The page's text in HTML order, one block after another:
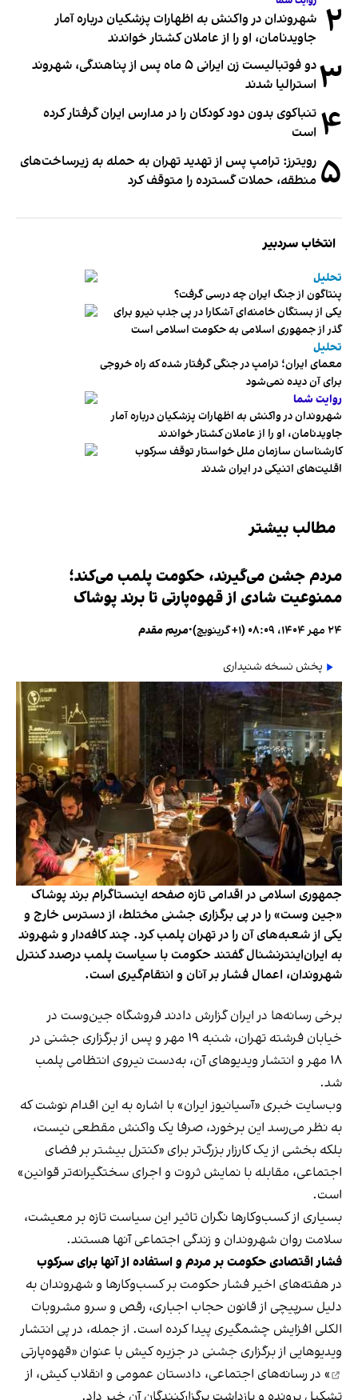
۲ شهروندان در واکنش به اظهارات پزشکیان درباره آمار
جاویدنامان، او را از عاملان کشتار خواندند
۳
دو فوتبالیست زن ایرانی ۵ ماه پس از پناهندگی، شهروند
استرالیا شدند
۴ تنباکوی بدون دود کودکان را در مدارس ایران گرفتار کرده
است
۵ رویترز: ترامپ پس از تهدید تهران به حمله به زیرساخت‌های
منطقه، حملات گسترده را متوقف کرد
انتخاب سردبیر
تحلیل
پنتاگون از جنگ ایران چه درسی گرفت؟
یکی از بستگان خامنه‌ای آشکارا در پی جذب نیرو برای
گذر از جمهوری اسلامی به حکومت اسلامی است
تحلیل
معمای ایران؛ ترامپ در جنگی گرفتار شده که راه خروجی
برای آن دیده نمی‌شود
روایت شما
شهروندان در واکنش به اظهارات پزشکیان درباره آمار
جاویدنامان، او را از عاملان کشتار خواندند
کارشناسان سازمان ملل خواستار توقف سرکوب
اقلیت‌های اتنیکی در ایران شدند
مطالب بیشتر
مردم جشن می‌گیرند، حکومت پلمب می‌کند؛
ممنوعیت شادی از قهوه‌پارتی تا برند پوشاک
۲۴ مهر ۱۴۰۴، ۰۸:۰۹ (‎+۱ گرینویچ) •مریم مقدم
پخش نسخه شنیداری
جمهوری اسلامی در اقدامی تازه صفحه اینستاگرام برند پوشاک
«جین وست» را در پی برگزاری جشنی مختلط، از دسترس خارج و
یکی از شعبه‌های آن را در تهران پلمب کرد. چند کافه‌‌دار و شهروند
به ایران‌اینترنشنال گفتند حکومت با سیاست پلمب درصدد کنترل
شهروندان، اعمال فشار بر آنان و انتقام‌گیری است.
برخی رسانه‌ها در ایران گزارش دادند فروشگاه جین‌وست در
خیابان فرشته تهران، شنبه ۱۹ مهر و پس از برگزاری جشنی در
۱۸ مهر و انتشار ویدیوهای آن، به‌دست نیروی انتظامی پلمب
شد.
وب‌سایت خبری «آسیانیوز ایران» با اشاره به این اقدام نوشت که
به نظر می‌رسد این برخورد، صرفا یک واکنش مقطعی نیست،
بلکه بخشی از یک کارزار بزرگ‌تر برای «کنترل بیشتر بر فضای
اجتماعی، مقابله با نمایش ثروت و اجرای سختگیرانه‌تر قوانین»
است.
بسیاری از کسب‌وکارها نگران تاثیر این سیاست‌ تازه بر معیشت،
سلامت روان شهروندان و زندگی اجتماعی آنها هستند.
فشار اقتصادی حکومت بر مردم و استفاده از آنها برای سرکوب
در هفته‌های اخیر فشار حکومت بر کسب‌وکارها و شهروندان به
دلیل سرپیچی از قانون حجاب اجباری، رقص و سرو مشروبات
الکلی افزایش چشمگیری پیدا کرده است. از جمله، در پی انتشار
ویدیوهایی از برگزاری جشنی در جزیره کیش با عنوان «قهوه‌پارتی
» در رسانه‌های اجتماعی، دادستان عمومی و انقلاب کیش، از